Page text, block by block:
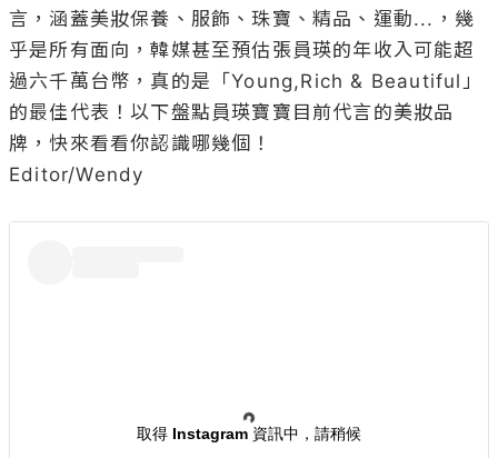
言，涵蓋美妝保養、服飾、珠寶、精品、運動...，幾
乎是所有面向，韓媒甚至預估張員瑛的年收入可能超
過六千萬台幣，真的是「Young,Rich & Beautiful」
的最佳代表！以下盤點員瑛寶寶目前代言的美妝品
牌，快來看看你認識哪幾個！
Editor/Wendy
取得 Instagram 資訊中，請稍候